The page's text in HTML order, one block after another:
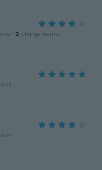
avis · 2 chargements
avis
avis